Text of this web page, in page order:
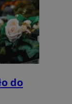
do